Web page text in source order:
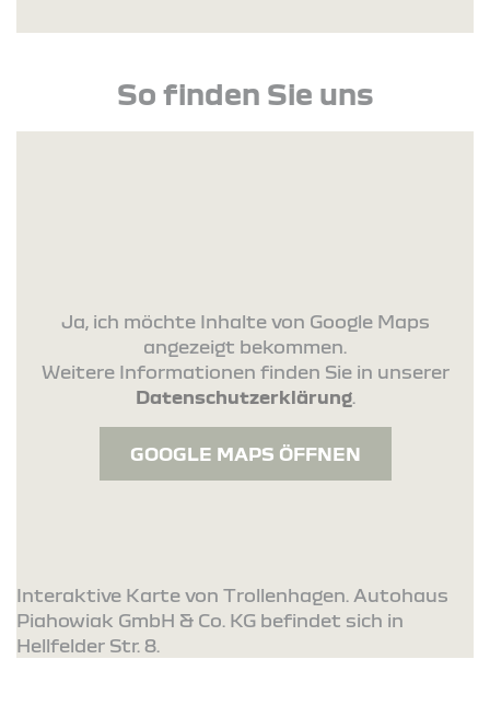
So finden Sie uns
Ja, ich möchte Inhalte von Google Maps
angezeigt bekommen.
Weitere Informationen finden Sie in unserer
Datenschutzerklärung.
GOOGLE MAPS ÖFFNEN
Interaktive Karte von Trollenhagen. Autohaus
Piahowiak GmbH & Co. KG befindet sich in
Hellfelder Str. 8.